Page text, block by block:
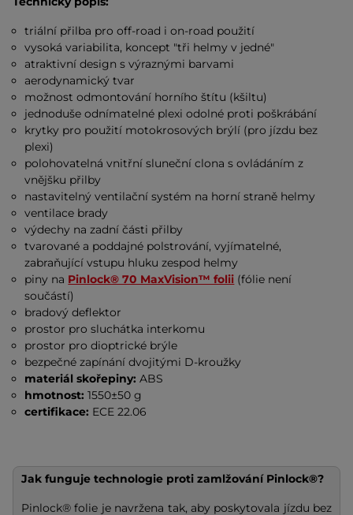
triální přilba pro off-road i on-road použití
vysoká variabilita, koncept "tři helmy v jedné"
atraktivní design s výraznými barvami
aerodynamický tvar
možnost odmontování horního štítu (kšiltu)
jednoduše odnímatelné plexi odolné proti poškrábání
krytky pro použití motokrosových brýlí (pro jízdu bez
plexi)
polohovatelná vnitřní sluneční clona s ovládáním z
vnějšku přilby
nastavitelný ventilační systém na horní straně helmy
ventilace brady
výdechy na zadní části přilby
tvarované a poddajné polstrování, vyjímatelné,
zabraňující vstupu hluku zespod helmy
piny na Pinlock® 70 MaxVision™ folii (fólie není
součástí)
bradový deflektor
prostor pro sluchátka interkomu
prostor pro dioptrické brýle
bezpečné zapínání dvojitými D-kroužky
materiál skořepiny: ABS
hmotnost:1550±50 g
certifikace: ECE 22.06
Jak funguje technologie proti zamlžování Pinlock®?
Pinlock® folie je navržena tak, aby poskytovala jízdu bez